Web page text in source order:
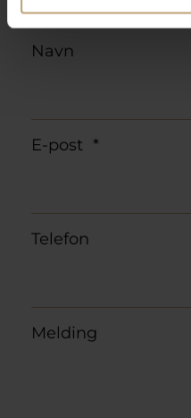
Navn
E-post *
Telefon
Melding